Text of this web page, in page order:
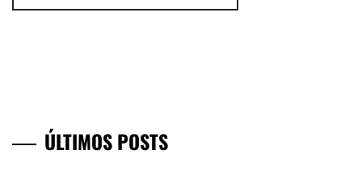
ÚLTIMOS POSTS